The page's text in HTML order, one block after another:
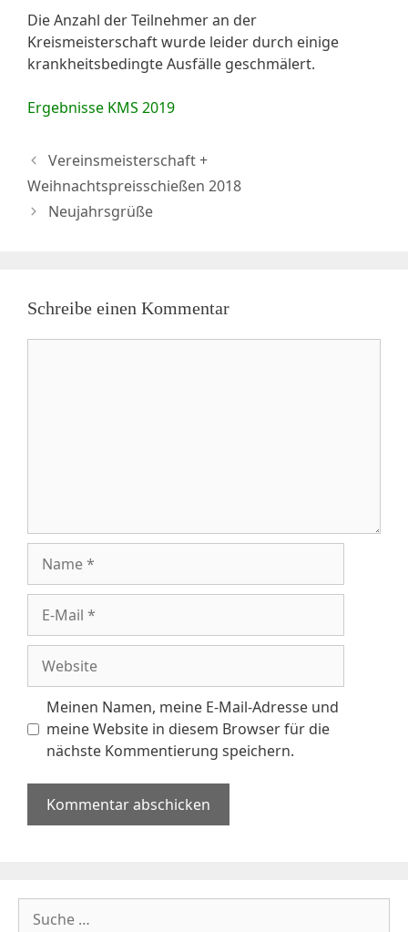
Die Anzahl der Teilnehmer an der
Kreismeisterschaft wurde leider durch einige
krankheitsbedingte Ausfälle geschmälert.
Ergebnisse KMS 2019
Vereinsmeisterschaft +
Weihnachtspreisschießen 2018
Neujahrsgrüße
Schreibe einen Kommentar
Mail
Meinen Namen, meine E-Mail-Adresse und
meine Website in diesem Browser für die
nächste Kommentierung speichern.
Suche